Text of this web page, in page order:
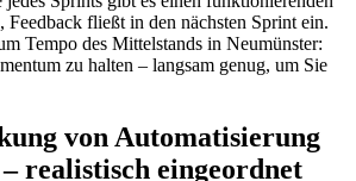
Feedback fließt in den nächsten Sprint ein.
Tempo des Mittelstands in Neumünster:
zu halten – langsam genug, um Sie
von Automatisierung
realistisch eingeordnet